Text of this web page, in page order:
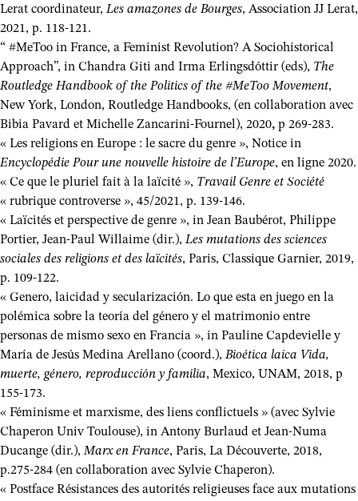
Lerat coordinateur, Les amazones de Bourges, Association JJ Lerat,
2021, p. 118-121.
“ #MeToo in France, a Feminist Revolution? A Sociohistorical
Approach”, in Chandra Giti and Irma Erlingsdóttir (eds), The
Routledge Handbook of the Politics of the #MeToo Movement,
New York, London, Routledge Handbooks, (en collaboration avec
Bibia Pavard et Michelle Zancarini-Fournel), 2020, p 269-283.
« Les religions en Europe : le sacre du genre », Notice in
Encyclopédie Pour une nouvelle histoire de l’Europe, en ligne 2020.
« Ce que le pluriel fait à la laïcité », Travail Genre et Société
« rubrique controverse », 45/2021, p. 139-146.
« Laïcités et perspective de genre », in Jean Baubérot, Philippe
Portier, Jean-Paul Willaime (dir.), Les mutations des sciences
sociales des religions et des laïcités, Paris, Classique Garnier, 2019,
p. 109-122.
« Genero, laicidad y secularización. Lo que esta en juego en la
polémica sobre la teoría del género y el matrimonio entre
personas de mismo sexo en Francia », in Pauline Capdevielle y
María de Jesús Medina Arellano (coord.), Bioética laica Vida,
muerte, género, reproducción y familia, Mexico, UNAM, 2018, p
155-173.
« Féminisme et marxisme, des liens conflictuels » (avec Sylvie
Chaperon Univ Toulouse), in Antony Burlaud et Jean-Numa
Ducange (dir.),Marx en France, Paris, La Découverte, 2018,
p.275-284 (en collaboration avec Sylvie Chaperon).
« Postface Résistances des autorités religieuses face aux mutations